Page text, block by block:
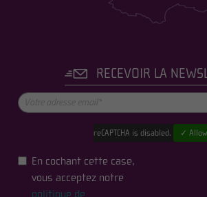
RECEVOIR LA
reCAPTCHA is disabled. ✓ Allow
En cochant cette case,
vous acceptez notre
politique de